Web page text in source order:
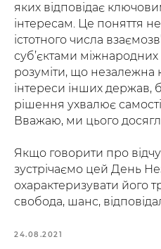
яких відповідає
інтересам. Це поняття
істотного числа
суб’єктами міжнародних
розуміти, що незалежна
інтереси інших держав,
рішення ухвалює
Вважаю, ми цього
Якщо говорити про
зустрічаємо цей День
охарактеризувати його
свобода, шанс,
24.08.2021